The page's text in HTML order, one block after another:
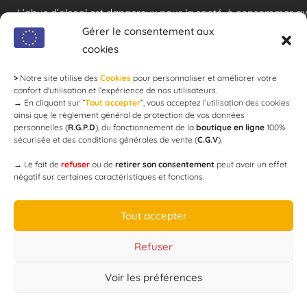
Gérer le consentement aux
cookies
> Notre site utilise des Cookies pour personnaliser et améliorer votre
confort d'utilisation et l’expérience de nos utilisateurs.
→ En cliquant sur ”Tout accepter”, vous acceptez l’utilisation des cookies
ainsi que le règlement général de protection de vos données
personnelles (R.G.P.D), du fonctionnement de la boutique en ligne 100%
sécurisée et des conditions générales de vente (C.G.V).
→ Le fait de refuser ou de retirer son consentement peut avoir un effet
négatif sur certaines caractéristiques et fonctions.
Tout accepter
Refuser
Voir les préférences
L’abus d’alcool est dangereux pour la santé, à consommer
modération !
Newsletter
email
Designed byWEB3-DESIGN